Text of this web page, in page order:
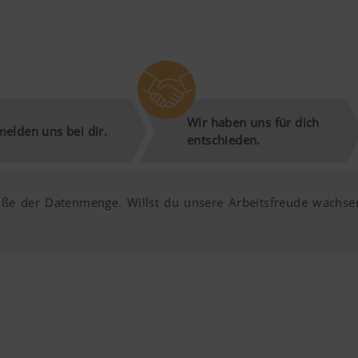
erweiterten
über die
Nähere
6 Monate
uns bei dir.
Wir haben uns für dich
entschieden.
der Datenmenge. Willst du unsere Arbeitsfreude